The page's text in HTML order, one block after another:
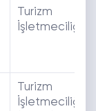
Turizm
İşletmeciliği
Turizm
İşletmeciliği